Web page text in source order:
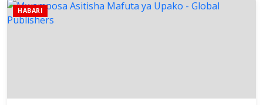
HABARI